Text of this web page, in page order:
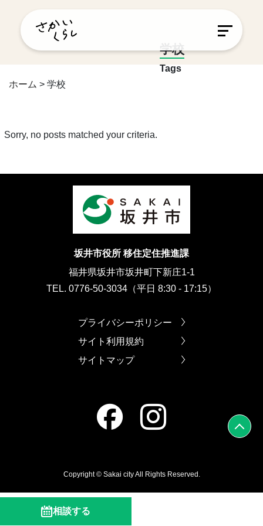
相談する
学校
Tags
ホーム > 学校
Sorry, no posts matched your criteria.
坂井市役所 移住定住推進課
福井県坂井市坂井町下新庄1-1
TEL. 0776-50-3034（平日 8:30 - 17:15）
プライバシーポリシー
サイト利用規約
サイトマップ
Copyright © Sakai city All Rights Reserved.